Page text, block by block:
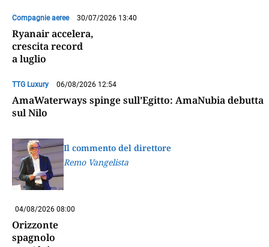
Compagnie aeree 30/07/2026 13:40
Ryanair accelera,
crescita record
a luglio
TTG Luxury 06/08/2026 12:54
AmaWaterways spinge sull’Egitto: AmaNubia debutta
sul Nilo
Il commento del direttore
Remo Vangelista
04/08/2026 08:00
Orizzonte
spagnolo